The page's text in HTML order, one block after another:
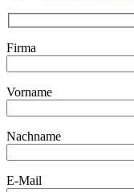
Firma
Vorname
Nachname
E-Mail